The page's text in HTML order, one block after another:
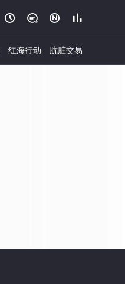
   
红海行动 肮脏交易